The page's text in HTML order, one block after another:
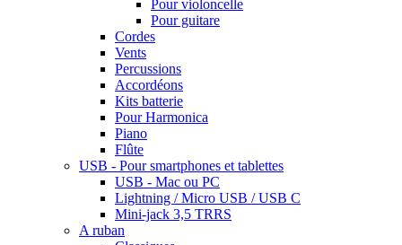
Pour violoncelle
Pour guitare
Cordes
Vents
Percussions
Accordéons
Kits batterie
Pour Harmonica
Piano
Flûte
USB - Pour smartphones et tablettes
USB - Mac ou PC
Lightning / Micro USB / USB C
Mini-jack 3,5 TRRS
A ruban